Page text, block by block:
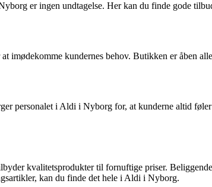
er ingen undtagelse. Her kan du finde gode
imødekomme kundernes behov. Butikken er åben
personalet i Aldi i Nyborg for, at kunderne altid
kvalitetsprodukter til fornuftige priser.
kan du finde det hele i Aldi i Nyborg.